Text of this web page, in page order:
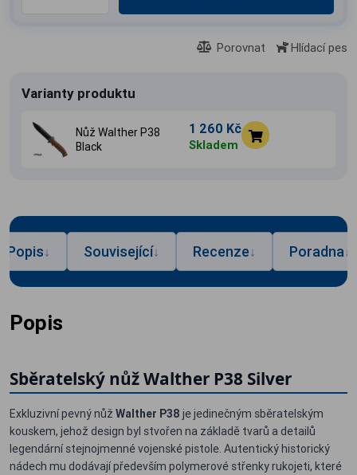
Porovnat Hlídací pes
Varianty produktu
Nůž Walther P38
Black
1 260 Kč
Skladem
Popis↓ Související↓ Recenze↓ Poradna↓
Popis
Sběratelský nůž Walther P38 Silver
Exkluzivní pevný nůž Walther P38 je jedinečným sběratelským
kouskem, jehož design byl stvořen na základě tvarů a detailů
legendární stejnojmenné vojenské pistole. Autentický historický
nádech mu dodávají především polymerové střenky rukojeti, které